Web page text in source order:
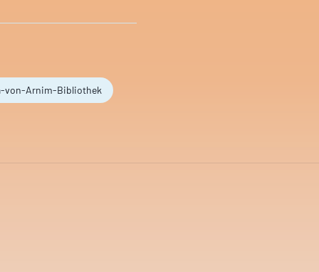
von-Arnim-Bibliothek